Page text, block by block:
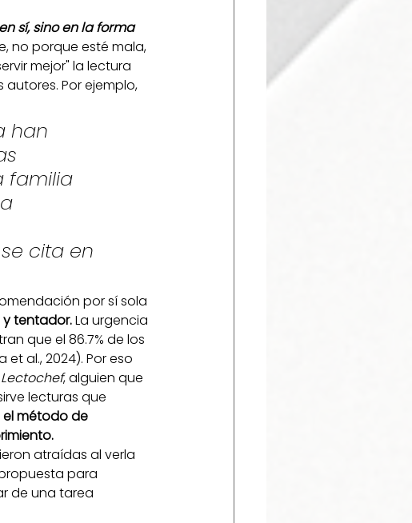
sí, sino en la forma
no porque esté mala,
mejor" la lectura
Por ejemplo,
han
familia
cita en
por sí sola
tentador. La urgencia
que el 86.7% de los
al., 2024). Por eso
Lectochef, alguien que
lecturas que
el método de
atraídas al verla
para
de una tarea